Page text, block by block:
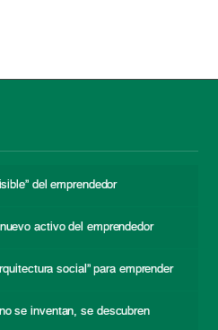
del emprendedor
activo del emprendedor
social” para emprender
se inventan, se descubren